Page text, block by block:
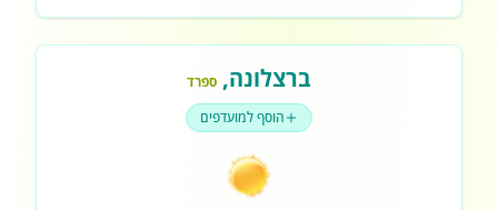
ברצלונה, ספרד
הוסף למועדפים